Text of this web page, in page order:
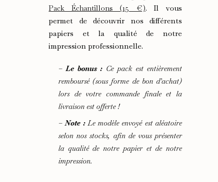
Pack Échantillons (15 €). Il vous
permet de découvrir nos différents
papiers et la qualité de notre
impression professionnelle.
– Le bonus : Ce pack est entièrement
remboursé (sous forme de bon d’achat)
lors de votre commande finale et la
livraison est offerte !
– Note :Le modèle envoyé est aléatoire
selon nos stocks, afin de vous présenter
la qualité de notre papier et de notre
impression.